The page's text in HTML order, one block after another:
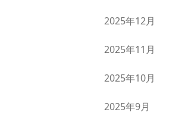
2025年12月
2025年11月
2025年10月
2025年9月